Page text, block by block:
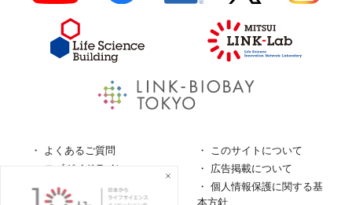
よくあるご質問
このサイトについて
ロゴガイドライン
広告掲載について
特定商取引法に基づく表
個人情報保護に関する基
本方針